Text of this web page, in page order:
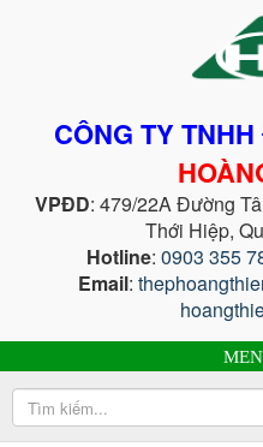
CÔNG TY
VPĐD: 479/22A Đường
Thới Hiệp,
Hotline: 0903 355
Email: